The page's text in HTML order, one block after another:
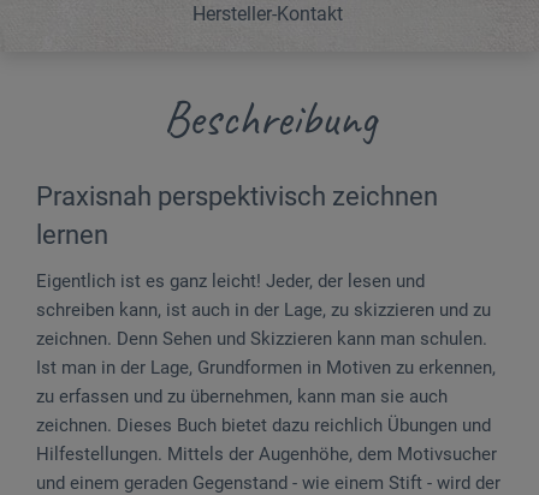
Hersteller-Kontakt
Beschreibung
Praxisnah perspektivisch zeichnen
lernen
Eigentlich ist es ganz leicht! Jeder, der lesen und
schreiben kann, ist auch in der Lage, zu skizzieren und zu
zeichnen. Denn Sehen und Skizzieren kann man schulen.
Ist man in der Lage, Grundformen in Motiven zu erkennen,
zu erfassen und zu übernehmen, kann man sie auch
zeichnen. Dieses Buch bietet dazu reichlich Übungen und
Hilfestellungen. Mittels der Augenhöhe, dem Motivsucher
und einem geraden Gegenstand - wie einem Stift - wird der